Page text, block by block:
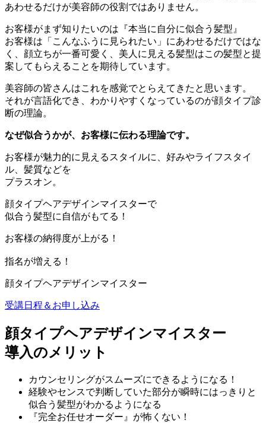
あわせるだけが美容師の役割ではありません。
お客様がまず知りたいのは『本当に自分に似合う髪型』
お客様は「こんなふうに見られたい」にあわせるだけではな
く、顔立ちが一番可愛く、美人に見える髪型はこの髪型と提
案してもらえることを期待しています。
美容師の皆さんはこれを感覚でとらえてきたと思います。
それが言語化でき、わかりやすくなっているのが顔タイプ診
断の理論。
なぜ似合うかが、お客様に伝わる理論です。
お客様が魅力的に見えるスタイルに、好みやライフスタイ
ル、髪質などを
プラスオン。
顔タイプヘアデザインマイスターで
似合う髪型に自信がもてる！
お客様の納得度が上がる！
指名が増える！
顔タイプヘアデザインマイスター
受講日程＆お申し込み
顔タイプヘアデザインマイスター
導入のメリット
カウンセリングがスムーズにできるようになる！
経験やセンスで判断していた部分が瞬時にはっきりと
似合う髪型がわかるようになる
『完全お任せオーダー』が怖くない！